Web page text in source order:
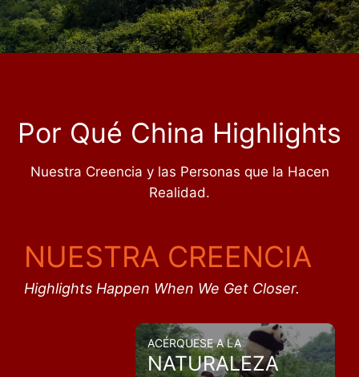
Por Qué China Highlights
Nuestra Creencia y las Personas que la Hacen
Realidad.
NUESTRA CREENCIA
Highlights Happen When We Get Closer.
ACÉRQUESE A LA
NATURALEZA